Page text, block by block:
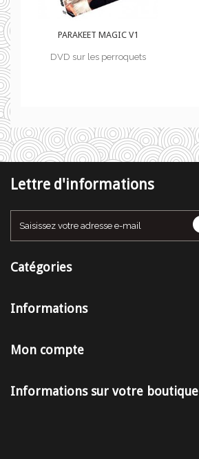
PARAKEET MAGIC V1
DVD sur les perroquets
Lettre d'informations
Catégories
Informations
Mon compte
Informations sur votre boutique